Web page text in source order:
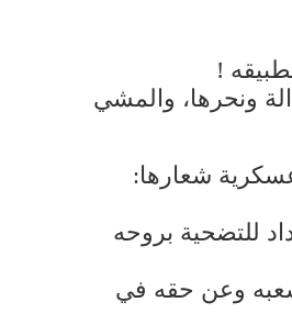
!
ونحرها، والمشي
شعارها:
للتضحية بروحه
شعبه وعن حقه في